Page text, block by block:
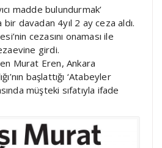
madde bulundurmak’
bir davadan 4yıl 2 ay ceza aldı.
cezasını onaması ile
girdi.
Murat Eren, Ankara
başlattığı ‘Atabeyler
müşteki sıfatıyla ifade